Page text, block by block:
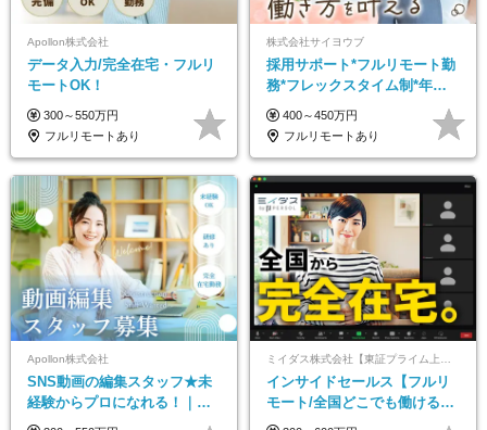
Apollon株式会社
データ入力/完全在宅・フルリ
モートOK！
300～550万円
フルリモートあり
株式会社サイヨウブ
採用サポート*フルリモート勤
務*フレックスタイム制*年休
120日*土日祝休み*残業ほぼな
し*育児中社員8割以上
400～450万円
フルリモートあり
Apollon株式会社
SNS動画の編集スタッフ★未
経験からプロになれる！｜お
うちで働くフルリモート｜残
インサイドセールス【フルリ
モート/全国どこでも働ける】
未経験OK*土日祝休み*残業少